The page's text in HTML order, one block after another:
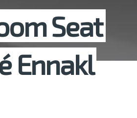
Seat
Ennakl